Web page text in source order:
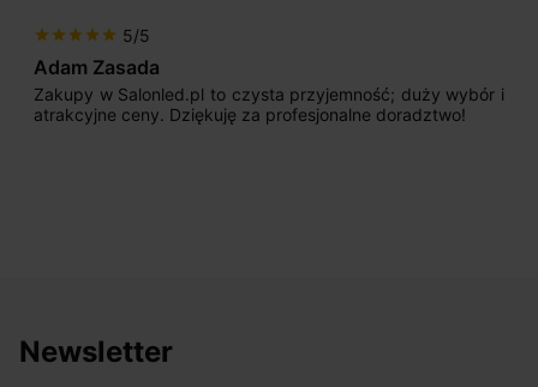
star star 5/5
Zasada
w Salonled.pl to czysta przyjemność; duży wybór i
ceny. Dziękuję za profesjonalne doradztwo!
Newsletter